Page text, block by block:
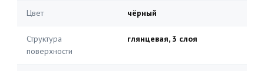
Цвет чёрный
Структура
поверхности
глянцевая, 3 слоя